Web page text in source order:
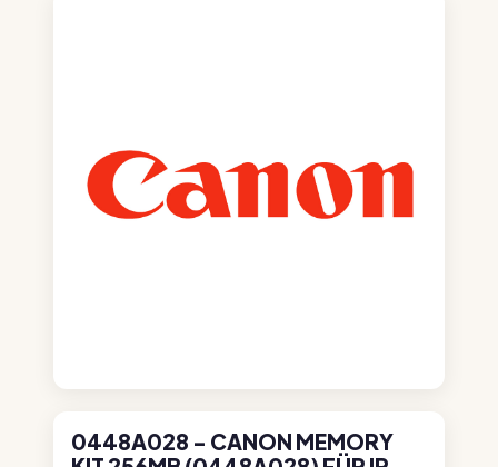
0448A028 - CANON MEMORY